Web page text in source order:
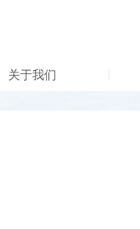
关于我们